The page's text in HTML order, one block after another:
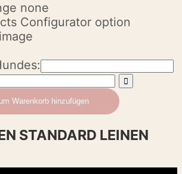
none
Warenkorb hinzufügen
STANDARD LEINEN